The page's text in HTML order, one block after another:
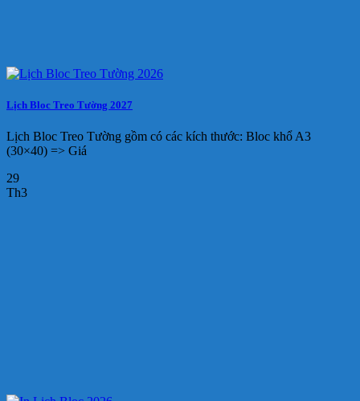
Lịch Bloc Treo Tường 2027
Lịch Bloc Treo Tường gồm có các kích thước: Bloc khổ A3
(30×40) => Giá
29
Th3